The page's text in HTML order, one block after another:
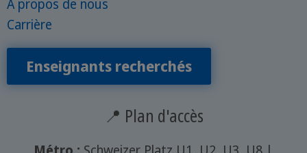
A propos de nous
Carrière
Enseignants recherchés
📍 Plan d'accès